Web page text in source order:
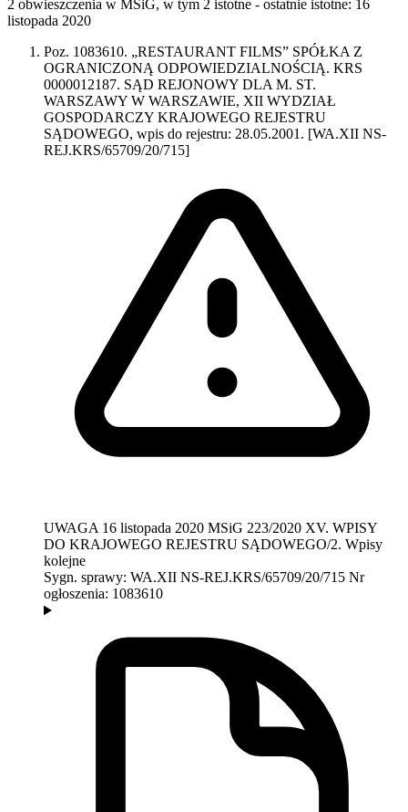
2 obwieszczenia w MSiG, w tym 2 istotne - ostatnie istotne: 16
listopada 2020
Poz. 1083610. „RESTAURANT FILMS” SPÓŁKA Z
OGRANICZONĄ ODPOWIEDZIALNOŚCIĄ. KRS
0000012187. SĄD REJONOWY DLA M. ST.
WARSZAWY W WARSZAWIE, XII WYDZIAŁ
GOSPODARCZY KRAJOWEGO REJESTRU
SĄDOWEGO, wpis do rejestru: 28.05.2001. [WA.XII NS-
REJ.KRS/65709/20/715]
UWAGA 16 listopada 2020 MSiG 223/2020 XV. WPISY
DO KRAJOWEGO REJESTRU SĄDOWEGO/2. Wpisy
kolejne
Sygn. sprawy: WA.XII NS-REJ.KRS/65709/20/715 Nr
ogłoszenia: 1083610